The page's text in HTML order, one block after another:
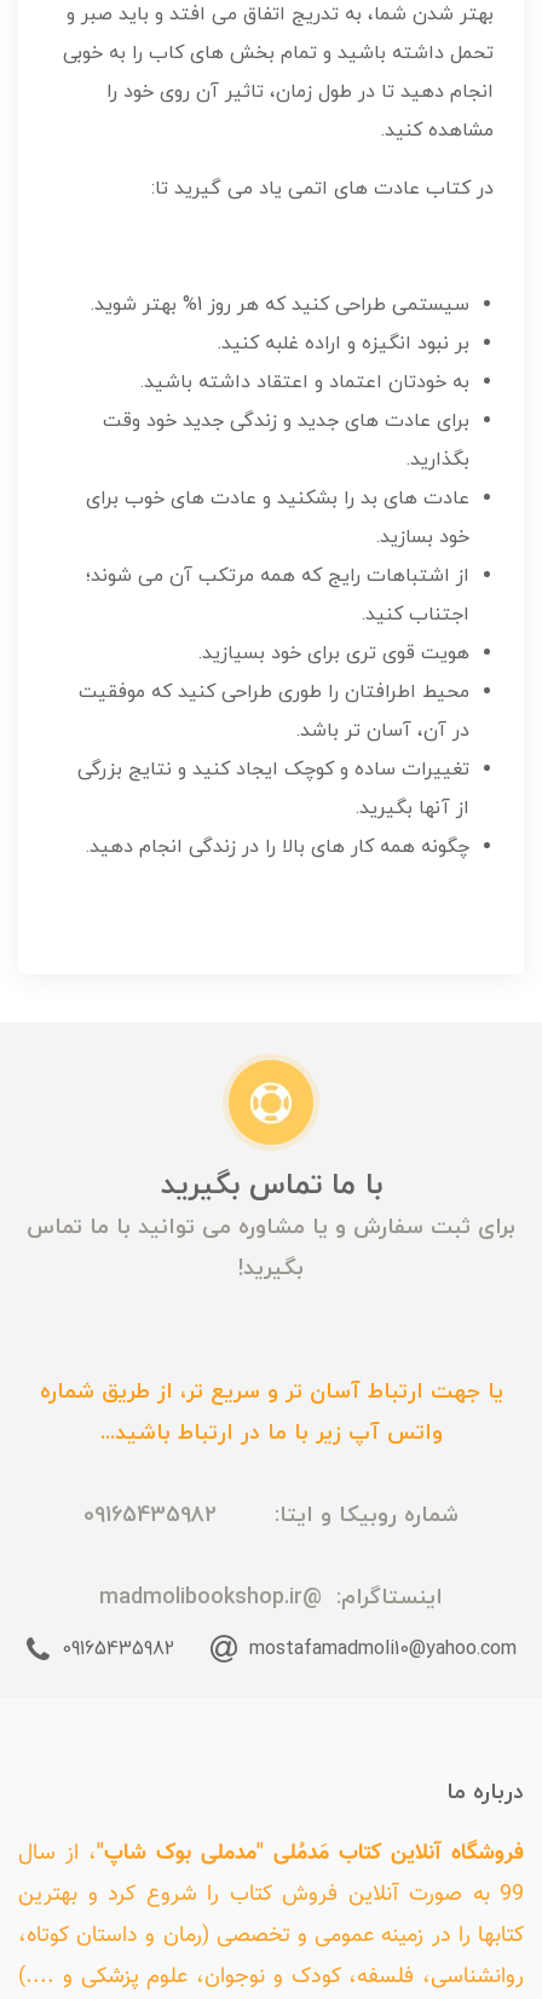
بهتر شدن شما، به تدریج اتفاق می افتد و باید صبر و
تحمل داشته باشید و تمام بخش های کاب را به خوبی
انجام دهید تا در طول زمان، تاثیر آن روی خود را
مشاهده کنید.
در کتاب عادت های اتمی یاد می گیرید تا:
سیستمی طراحی کنید که هر روز 1% بهتر شوید.
بر نبود انگیزه و اراده غلبه کنید.
به خودتان اعتماد و اعتقاد داشته باشید.
برای عادت های جدید و زندگی جدید خود وقت
بگذارید.
عادت های بد را بشکنید و عادت های خوب برای
خود بسازید.
از اشتباهات رایج که همه مرتکب آن می شوند؛
اجتناب کنید.
هویت قوی تری برای خود بسیازید.
محیط اطرافتان را طوری طراحی کنید که موفقیت
در آن، آسان تر باشد.
تغییرات ساده و کوچک ایجاد کنید و نتایج بزرگی
از آنها بگیرید.
چگونه همه کار های بالا را در زندگی انجام دهید.
با ما تماس بگیرید
برای ثبت سفارش و یا مشاوره می توانید با ما تماس
بگیرید!
یا جهت ارتباط آسان تر و سریع تر، از طریق شماره
واتس آپ زیر با ما در ارتباط باشید...
شماره روبیکا و ایتا: 09165435982
اینستاگرام: @madmolibookshop.ir
mostafamadmoli10@yahoo.com
09165435982
درباره ما
فروشگاه آنلاین کتاب مَدمُلی "مدملی بوک شاپ"، از سال
99 به صورت آنلاین فروش کتاب را شروع کرد و بهترین
کتابها را در زمینه عمومی و تخصصی (رمان و داستان کوتاه،
روانشناسی، فلسفه، کودک و نوجوان، علوم پزشکی و ....)